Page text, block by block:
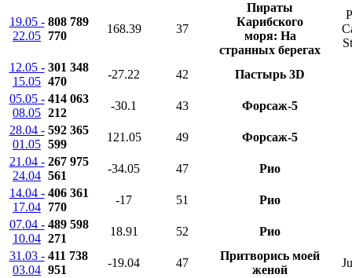
19.05 -
22.05
808 789
770
168.39 37
Пираты
Карибского
моря: На
странных берегах
12.05 -
15.05
301 348
470
-27.22 42
Пастырь 3D
05.05 -
08.05
414 063
212
-30.1 43
Форсаж-5
28.04 -
01.05
592 365
599
121.05 49
Форсаж-5
21.04 -
24.04
267 975
561
-34.05 47
Рио
14.04 -
17.04
406 361
770
-17 51
Рио
07.04 -
10.04
489 598
271
18.91 52
Рио
31.03 -
03.04
411 738
951
-19.04 47
Притворись моей
женой